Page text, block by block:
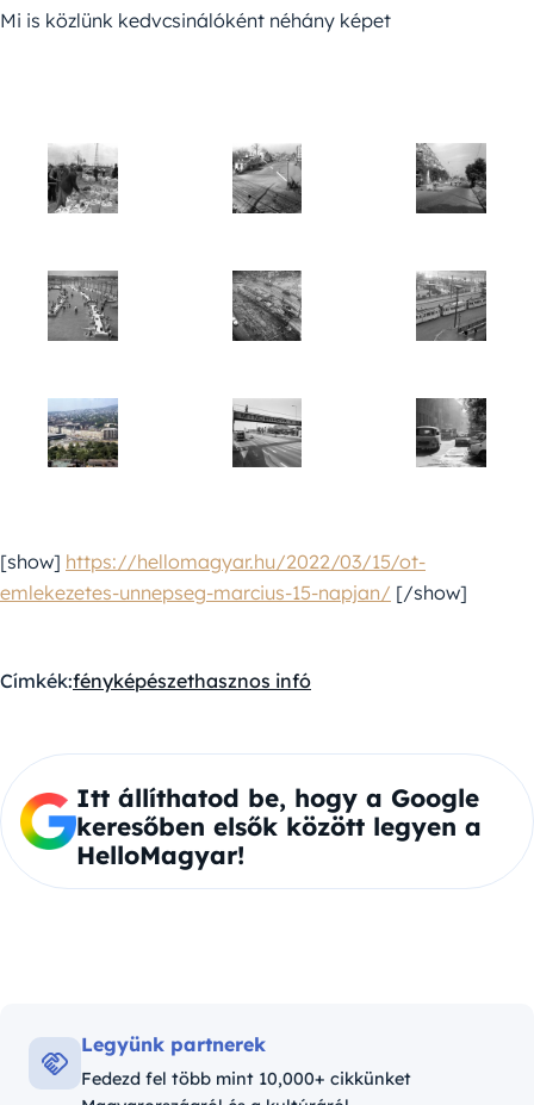
Mi is közlünk kedvcsinálóként néhány képet
[show] https://hellomagyar.hu/2022/03/15/ot-
emlekezetes-unnepseg-marcius-15-napjan/ [/show]
Címkék:fényképészethasznos infó
Itt állíthatod be, hogy a Google
keresőben elsők között legyen a
HelloMagyar!
Legyünk partnerek
Fedezd fel több mint 10,000+ cikkünket